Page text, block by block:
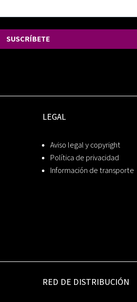
SUSCRÍBETE
LEGAL
Aviso legal y copyright
Política de privacidad
Información de transporte
RED DE DISTRIBUCIÓN